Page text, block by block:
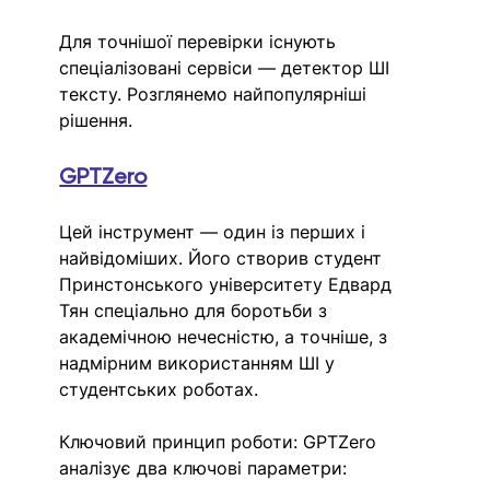
Для точнішої перевірки існують
спеціалізовані сервіси — детектор ШІ
тексту. Розглянемо найпопулярніші
рішення.
GPTZero
Цей інструмент — один із перших і
найвідоміших. Його створив студент
Принстонського університету Едвард
Тян спеціально для боротьби з
академічною нечесністю, а точніше, з
надмірним використанням ШІ у
студентських роботах.
Ключовий принцип роботи: GPTZero
аналізує два ключові параметри: